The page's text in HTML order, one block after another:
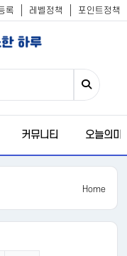
록 레벨정책 포인트정책
커뮤니티 오늘의미
Home